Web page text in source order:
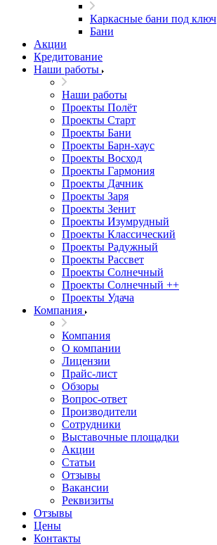
Каркасные бани под ключ
Бани
Акции
Кредитование
Наши работы
Наши работы
Проекты Полёт
Проекты Старт
Проекты Бани
Проекты Барн-хаус
Проекты Восход
Проекты Гармония
Проекты Дачник
Проекты Заря
Проекты Зенит
Проекты Изумрудный
Проекты Классический
Проекты Радужный
Проекты Рассвет
Проекты Солнечный
Проекты Солнечный ++
Проекты Удача
Компания
Компания
О компании
Лицензии
Прайс-лист
Обзоры
Вопрос-ответ
Производители
Сотрудники
Выставочные площадки
Акции
Статьи
Отзывы
Вакансии
Реквизиты
Отзывы
Цены
Контакты